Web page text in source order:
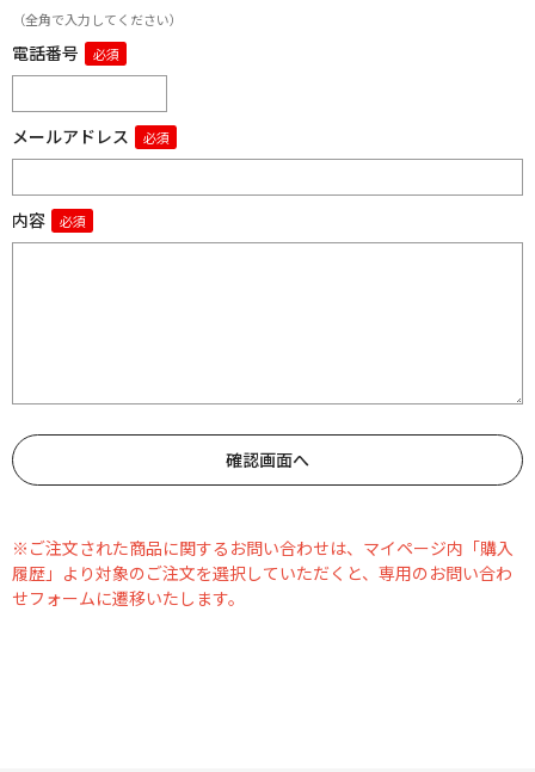
（全角で入力してください）
電話番号
メールアドレス
内容
※ご注文された商品に関するお問い合わせは、マイページ内「購入
履歴」より対象のご注文を選択していただくと、専用のお問い合わ
せフォームに遷移いたします。